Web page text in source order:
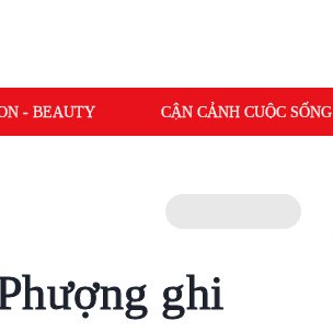
- BEAUTY CẬN CẢNH CUỘC SỐNG
ghi